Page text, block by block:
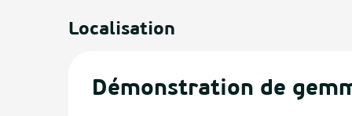
Localisation
Démonstration de